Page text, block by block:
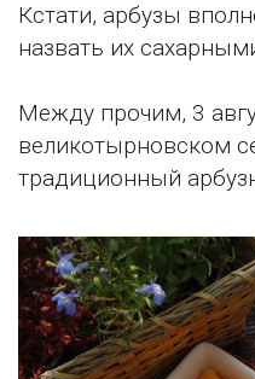
Кстати, арбузы
назвать их
Между прочим, 3
великотырновском
традиционный